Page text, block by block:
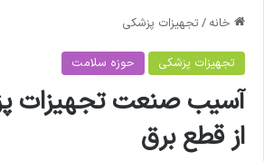
خانه / تجهیزات پزشکی
تجهیزات پزشکی حوزه سلامت
آسیب صنعت تجهیزات
از قطع برق